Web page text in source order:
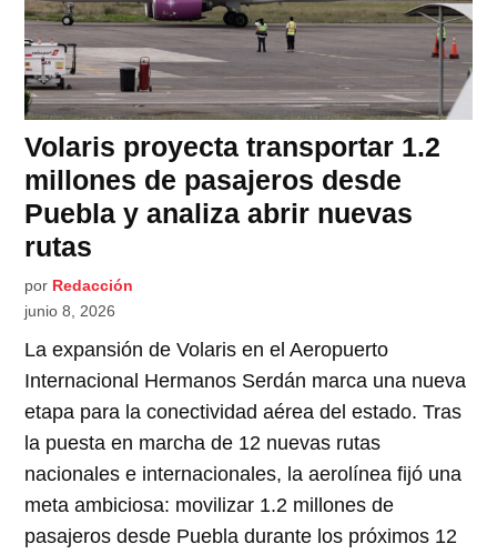
Volaris proyecta transportar 1.2
millones de pasajeros desde
Puebla y analiza abrir nuevas
rutas
por Redacción
junio 8, 2026
La expansión de Volaris en el Aeropuerto
Internacional Hermanos Serdán marca una nueva
etapa para la conectividad aérea del estado. Tras
la puesta en marcha de 12 nuevas rutas
nacionales e internacionales, la aerolínea fijó una
meta ambiciosa: movilizar 1.2 millones de
pasajeros desde Puebla durante los próximos 12